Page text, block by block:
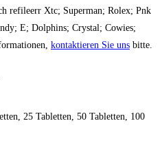
refileеrr Xtс; Suреrmаn; Rolex; Pnk
E; Dolphins; Crystal; Cowies;
kontaktieren Sie uns bitte.
25 Tabletten, 50 Tabletten, 100